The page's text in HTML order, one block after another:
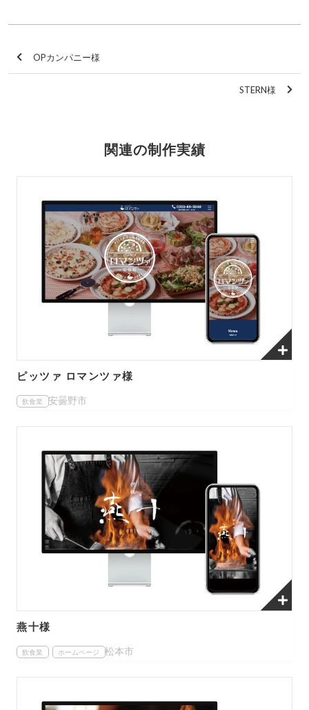
OPカンパニー様
STERN様
関連の制作実績
ピッツァ ロマンツァ様
飲食業 安曇野市
燕十様
飲食業 ホームページ 松本市